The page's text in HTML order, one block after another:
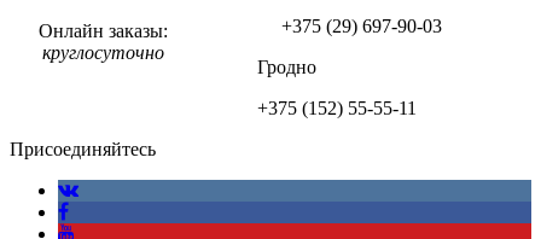
Онлайн заказы:
круглосуточно
+375 (29) 697-90-03
Гродно
+375 (152) 55-55-11
Присоединяйтесь